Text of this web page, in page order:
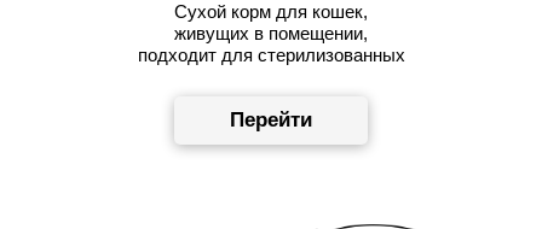
Сухой корм для кошек,
живущих в помещении,
подходит для стерилизованных
Перейти